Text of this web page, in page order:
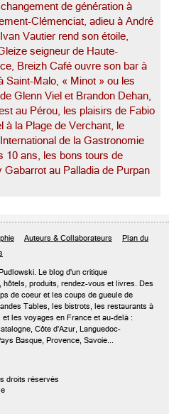
de génération à
Clémenciat, adieu à André
Vautier rend son étoile,
seigneur de Haute-
Breizh Café ouvre son bar à
Saint-Malo, « Minot » ou les
Glenn Viel et Brandon Dehan,
au Pérou, les plaisirs de Fabio
à la Plage de Verchant, le
de la Gastronomie
10 ans, les bons tours de
Gabarrot au Palladia de Purpan
Auteurs & Collaborateurs
Plan du
. Le blog d'un critique
produits, rendez-vous et livres. Des
de coeur et les coups de gueule de
Tables, les bistrots, les restaurants à
les voyages en France et au-delà :
Côte d'Azur, Languedoc-
Basque, Provence, Savoie...
droits réservés